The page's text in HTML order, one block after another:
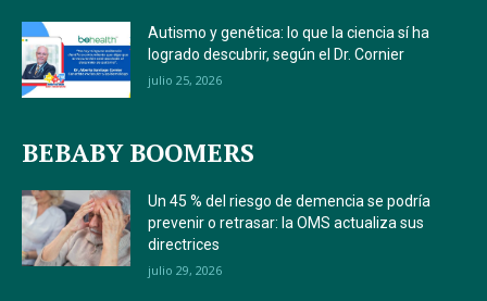
Autismo y genética: lo que la ciencia sí ha
logrado descubrir, según el Dr. Cornier
julio 25, 2026
BEBABY BOOMERS
Un 45 % del riesgo de demencia se podría
prevenir o retrasar: la OMS actualiza sus
directrices
julio 29, 2026